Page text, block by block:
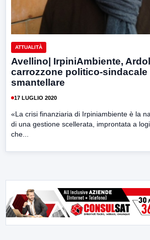
ATTUALITÀ
Avellino| IrpiniAmbiente,
carrozzone politico-sindacale
smantellare
17 LUGLIO 2020
«La crisi finanziaria di Irpiniambiente è la
di una gestione scellerata, improntata a
che...